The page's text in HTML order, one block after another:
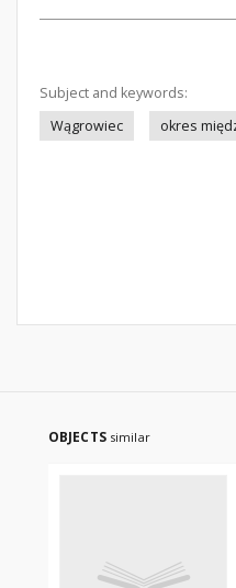
Subject and keywords:
Wągrowiec
okres
OBJECTS similar